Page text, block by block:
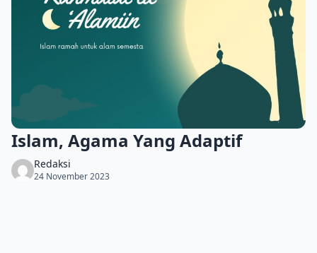
Islam, Agama Yang Adaptif
Redaksi
24 November 2023